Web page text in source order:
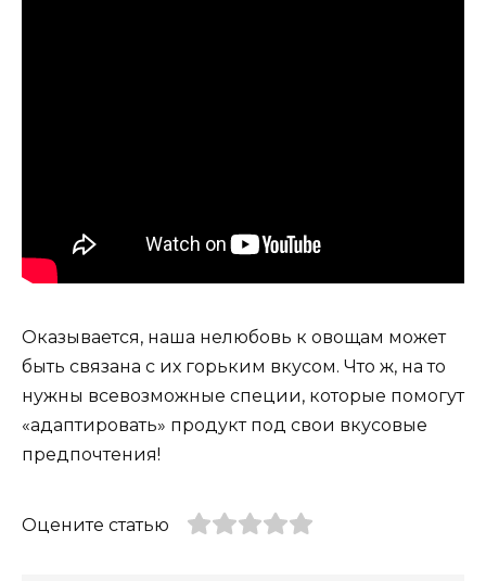
Оказывается, наша нелюбовь к овощам может
быть связана с их горьким вкусом. Что ж, на то
нужны всевозможные специи, которые помогут
«адаптировать» продукт под свои вкусовые
предпочтения!
Оцените статью